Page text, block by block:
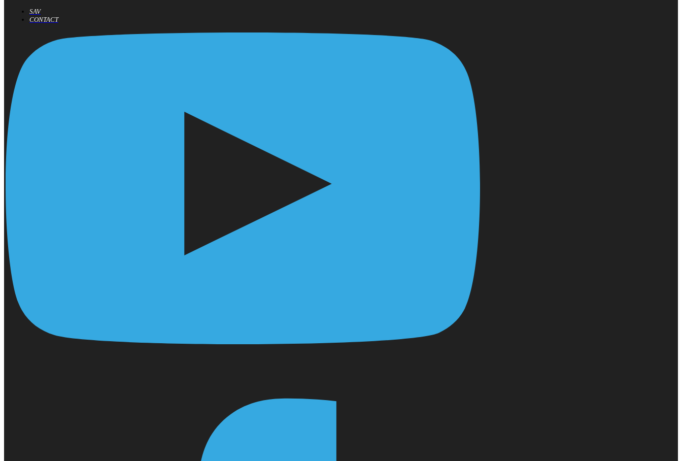
SAV
CONTACT